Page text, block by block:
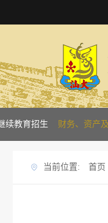
续教育招生 财务、资产
当前位置: 首页